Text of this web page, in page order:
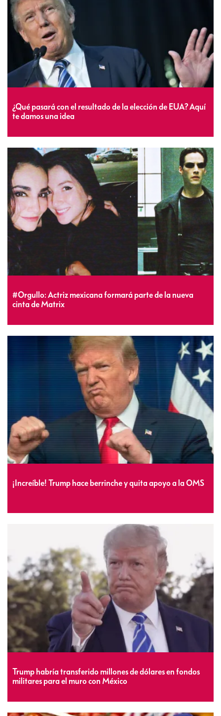
¿Qué pasará con el resultado de la elección de EUA? Aquí
te damos una idea
#Orgullo: Actriz mexicana formará parte de la nueva
cinta de Matrix
¡Increíble! Trump hace berrinche y quita apoyo a la OMS
Trump habría transferido millones de dólares en fondos
militares para el muro con México